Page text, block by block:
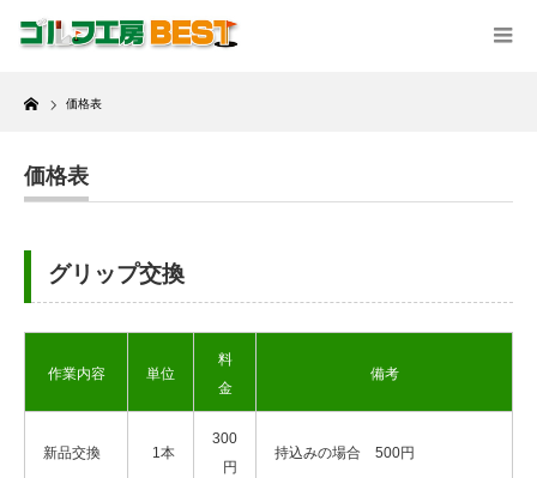
Home
価格表
価格表
グリップ交換
作業内容 単位
料
金
備考
新品交換 1本
300
円
持込みの場合 500円